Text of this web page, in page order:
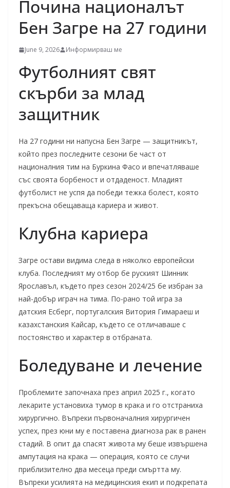
Почина националът
Бен Загре на 27 години
June 9, 2026 Информирваш ме
Футболният свят
скърби за млад
защитник
На 27 години ни напусна Бен Загре — защитникът,
който през последните сезони бе част от
националния тим на Буркина Фасо и впечатляваше
със своята борбеност и отдаденост. Младият
футболист не успя да победи тежка болест, която
прекъсна обещаваща кариера и живот.
Клубна кариера
Загре остави видима следа в няколко европейски
клуба. Последният му отбор бе руският Шинник
Ярославъл, където през сезон 2024/25 бе избран за
най-добър играч на тима. По-рано той игра за
датския Есберг, португалския Витория Гимараеш и
казахстанския Кайсар, където се отличаваше с
постоянство и характер в отбраната.
Боледуване и лечение
Проблемите започнаха през април 2025 г., когато
лекарите установиха тумор в крака и го отстраниха
хирургично. Въпреки първоначалния хирургичен
успех, през юни му е поставена диагноза рак в ранен
стадий. В опит да спасят живота му беше извършена
ампутация на крака — операция, която се случи
приблизително два месеца преди смъртта му.
Въпреки усилията на медицинския екип и подкрепата